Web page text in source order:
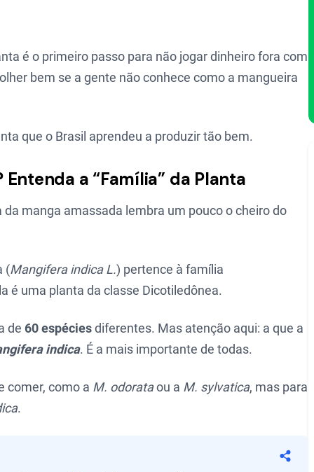
é o primeiro passo para não jogar dinheiro fora com
bem se a gente não conhece como a mangueira
que o Brasil aprendeu a produzir tão bem.
a “Família” da Planta
manga amassada lembra um pouco o cheiro do
(Mangifera indica L.) pertence à família
é uma planta da classe Dicotiledônea.
de 60 espéciesdiferentes. Mas atenção aqui: a que a
indica. É a mais importante de todas.
comer, como a M. odorataou a M. sylvatica, mas para
.